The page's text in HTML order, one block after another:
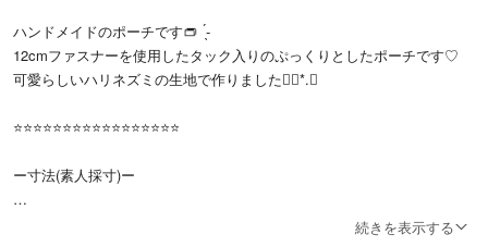
ハンドメイドのポーチです👝 ̖́-
12cmファスナーを使用したタック入りのぷっくりとしたポーチです♡
可愛らしいハリネズミの生地で作りました❁⃘*.ﾟ
⭐️⭐️⭐️⭐️⭐️⭐️⭐️⭐️⭐️⭐️⭐️⭐️⭐️⭐️⭐️⭐️⭐️
ー寸法(素人採寸)ー
続きを表示する